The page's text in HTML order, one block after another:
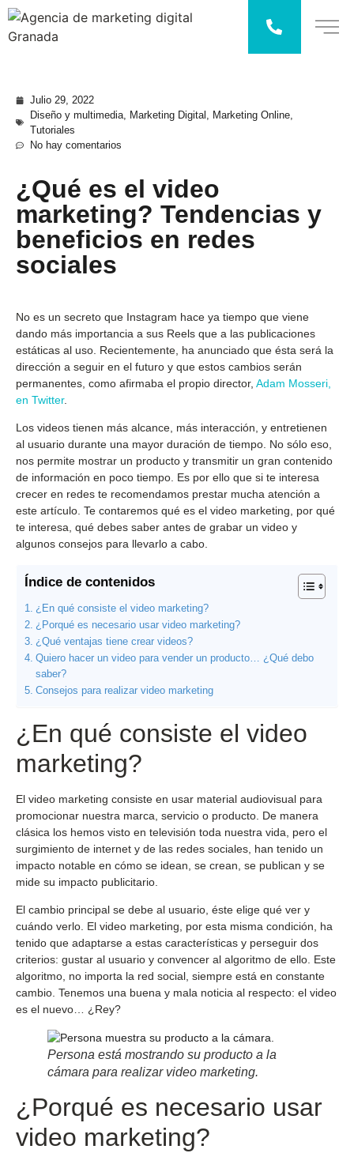
Julio 29, 2022
Diseño y multimedia, Marketing Digital , Marketing Online,
Tutoriales
No hay comentarios
¿Qué es el video
marketing? Tendencias y
beneficios en redes
sociales
No es un secreto que Instagram hace ya tiempo que viene
dando más importancia a sus Reels que a las publicaciones
estáticas al uso. Recientemente, ha anunciado que ésta será la
dirección a seguir en el futuro y que estos cambios serán
permanentes, como afirmaba el propio director, Adam Mosseri,
en Twitter.
Los videos tienen más alcance, más interacción, y entretienen
al usuario durante una mayor duración de tiempo. No sólo eso,
nos permite mostrar un producto y transmitir un gran contenido
de información en poco tiempo. Es por ello que si te interesa
crecer en redes te recomendamos prestar mucha atención a
este artículo. Te contaremos qué es el video marketing, por qué
te interesa, qué debes saber antes de grabar un video y
algunos consejos para llevarlo a cabo.
Índice de contenidos
¿En qué consiste el video marketing?
¿Porqué es necesario usar video marketing?
¿Qué ventajas tiene crear videos?
Quiero hacer un video para vender un producto… ¿Qué debo
saber?
Consejos para realizar video marketing
¿En qué consiste el video
marketing?
El video marketing consiste en usar material audiovisual para
promocionar nuestra marca, servicio o producto. De manera
clásica los hemos visto en televisión toda nuestra vida, pero el
surgimiento de internet y de las redes sociales, han tenido un
impacto notable en cómo se idean, se crean, se publican y se
mide su impacto publicitario.
El cambio principal se debe al usuario, éste elige qué ver y
cuándo verlo. El video marketing, por esta misma condición, ha
tenido que adaptarse a estas características y perseguir dos
criterios: gustar al usuario y convencer al algoritmo de ello. Este
algoritmo, no importa la red social, siempre está en constante
cambio. Tenemos una buena y mala noticia al respecto: el video
es el nuevo… ¿Rey?
Persona está mostrando su producto a la
cámara para realizar video marketing.
¿Porqué es necesario usar
video marketing?